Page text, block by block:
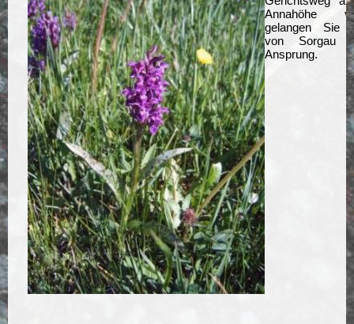
Annahöhe
gelangen Sie
von Sorgau
Ansprung.